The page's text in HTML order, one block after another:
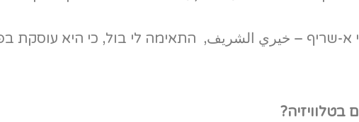
שריף – خيري الشريف, התאימה לי בול, כי היא עוסקת